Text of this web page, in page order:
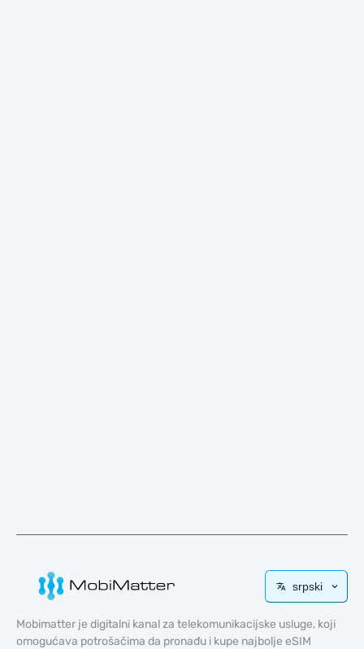
srpski
Mobimatter je digitalni kanal za telekomunikacijske usluge, koji
omogućava potrošačima da pronađu i kupe najbolje eSIM